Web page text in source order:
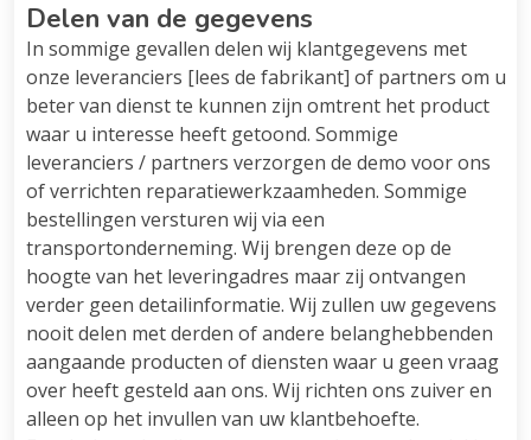
Delen van de gegevens
In sommige gevallen delen wij klantgegevens met
onze leveranciers [lees de fabrikant] of partners om u
beter van dienst te kunnen zijn omtrent het product
waar u interesse heeft getoond. Sommige
leveranciers / partners verzorgen de demo voor ons
of verrichten reparatiewerkzaamheden. Sommige
bestellingen versturen wij via een
transportonderneming. Wij brengen deze op de
hoogte van het leveringadres maar zij ontvangen
verder geen detailinformatie. Wij zullen uw gegevens
nooit delen met derden of andere belanghebbenden
aangaande producten of diensten waar u geen vraag
over heeft gesteld aan ons. Wij richten ons zuiver en
alleen op het invullen van uw klantbehoefte.